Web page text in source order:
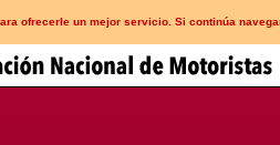
ofrecerle un mejor servicio. Si continúa